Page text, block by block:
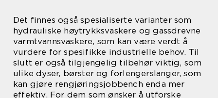
Det finnes også spesialiserte varianter som
hydrauliske høytrykksvaskere og gassdrevne
varmtvannsvaskere, som kan være verdt å
vurdere for spesifikke industrielle behov. Til
slutt er også tilgjengelig tilbehør viktig, som
ulike dyser, børster og forlengerslanger, som
kan gjøre rengjøringsjobbench enda mer
effektiv. For dem som ønsker å utforske